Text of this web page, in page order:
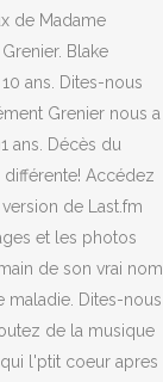
de Madame
Blake
ans. Dites-nous
Grenier nous a
ans. Décès du
différente! Accédez
de Last.fm
et les photos
de son vrai nom
maladie. Dites-nous
de la musique
l'ptit coeur apres